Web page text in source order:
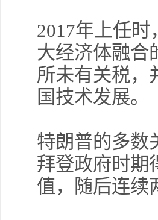
2017年上任
大经济体融合
所未有关税，
国技术发展。
特朗普的多数
拜登政府时期
值，随后连续